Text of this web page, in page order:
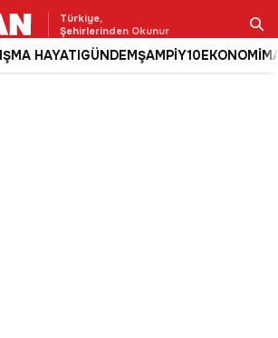
Türkiye,
Şehirlerinden Okunur
HAYATIGÜNDEMŞAMPİY10EKONOMİ
Ara